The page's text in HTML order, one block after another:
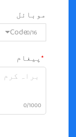
موبائل
Code0/16
پیغام
0/1000